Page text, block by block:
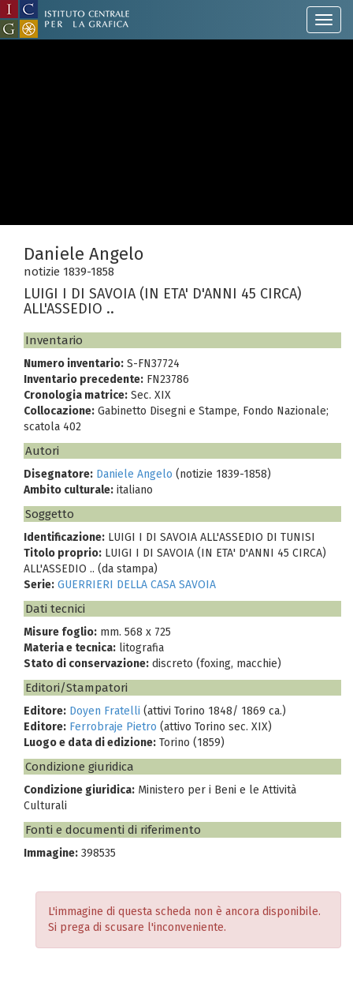
Daniele Angelo
notizie 1839-1858
LUIGI I DI SAVOIA (IN ETA' D'ANNI 45 CIRCA)
ALL'ASSEDIO ..
Inventario
Numero inventario: S-FN37724
Inventario precedente: FN23786
Cronologia matrice: Sec. XIX
Collocazione: Gabinetto Disegni e Stampe, Fondo Nazionale;
scatola 402
Autori
Disegnatore: Daniele Angelo (notizie 1839-1858)
Ambito culturale: italiano
Soggetto
Identificazione: LUIGI I DI SAVOIA ALL'ASSEDIO DI TUNISI
Titolo proprio: LUIGI I DI SAVOIA (IN ETA' D'ANNI 45 CIRCA)
ALL'ASSEDIO .. (da stampa)
Serie: GUERRIERI DELLA CASA SAVOIA
Dati tecnici
Misure foglio: mm. 568 x 725
Materia e tecnica: litografia
Stato di conservazione: discreto (foxing, macchie)
Editori/Stampatori
Editore: Doyen Fratelli (attivi Torino 1848/ 1869 ca.)
Editore: Ferrobraje Pietro (attivo Torino sec. XIX)
Luogo e data di edizione: Torino (1859)
Condizione giuridica
Condizione giuridica: Ministero per i Beni e le Attività
Culturali
Fonti e documenti di riferimento
Immagine: 398535
L'immagine di questa scheda non è ancora disponibile.
Si prega di scusare l'inconveniente.